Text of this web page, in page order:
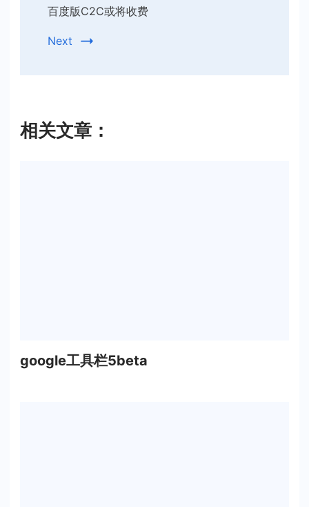
百度版C2C或将收费
Next
相关文章：
google工具栏5beta